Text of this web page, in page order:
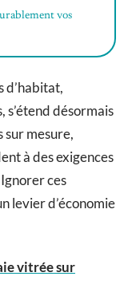
vos
d’habitat,
s’étend désormais
sur mesure,
à des exigences
ces
levier d’économie
vitrée sur